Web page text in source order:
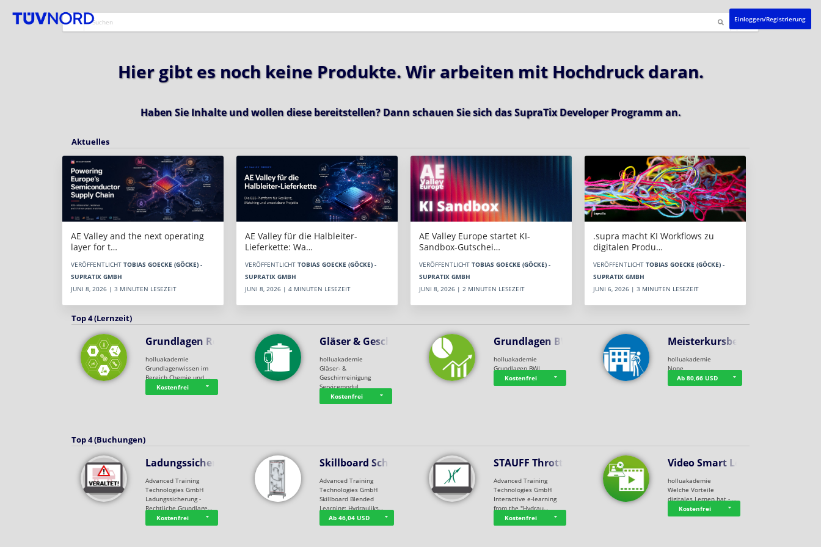
Einloggen/Registrierung
Hier gibt es noch keine Produkte. Wir arbeiten mit Hochdruck daran.
Haben Sie Inhalte und wollen diese bereitstellen? Dann schauen Sie sich dasSupraTix Developer Programman.
Aktuelles
AE Valley and the next operating
layer for t…
VERÖFFENTLICHT TOBIAS GOECKE (GÖCKE) -
SUPRATIX GMBH
JUNI 8, 2026 | 3 MINUTEN LESEZEIT
AE Valley für die Halbleiter-
Lieferkette: Wa…
VERÖFFENTLICHT TOBIAS GOECKE (GÖCKE) -
SUPRATIX GMBH
JUNI 8, 2026 | 4 MINUTEN LESEZEIT
AE Valley Europe startet KI-
Sandbox-Gutschei…
VERÖFFENTLICHT TOBIAS GOECKE (GÖCKE) -
SUPRATIX GMBH
JUNI 8, 2026 | 2 MINUTEN LESEZEIT
.supra macht KI Workflows zu
digitalen Produ…
VERÖFFENTLICHT TOBIAS GOECKE (GÖCKE) -
SUPRATIX GMBH
JUNI 6, 2026 | 3 MINUTEN LESEZEIT
Top 4 (Lernzeit)
Grundlagen Rein…
holluakademie
Grundlagenwissen im
Bereich Chemie und …
Kostenfrei
Gläser & Geschi…
holluakademie
Gläser- &
Geschirrreinigung
Servicemodul
Kostenfrei
Grundlagen BWL
holluakademie
Grundlagen BWL
Kostenfrei
Meisterkursbegl…
holluakademie
None
Ab 80,66 USD
Top 4 (Buchungen)
Ladungssicherung
Advanced Training
Technologies GmbH
Ladungssicherung -
Rechtliche Grundlage…
Kostenfrei
Skillboard Schl…
Advanced Training
Technologies GmbH
Skillboard Blended
Learning: Hydrauliks…
Ab 46,04 USD
STAUFF Throttle…
Advanced Training
Technologies GmbH
Interactive e-learning
from the "Hydrau…
Kostenfrei
Video Smart Lea…
holluakademie
Welche Vorteile
digitales Lernen hat - …
Kostenfrei